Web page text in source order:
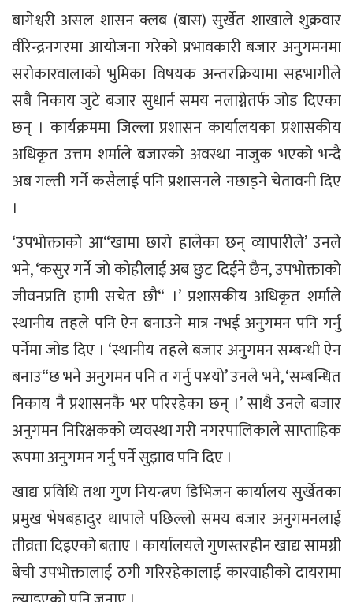
बागेश्वरी असल शासन क्लब (बास) सुर्खेत शाखाले शुक्रवार
वीरेन्द्रनगरमा आयोजना गरेको प्रभावकारी बजार अनुगमनमा
सरोकारवालाको भुमिका विषयक अन्तरक्रियामा सहभागीले
सबै निकाय जुटे बजार सुधार्न समय नलाग्नेतर्फ जोड दिएका
छन् । कार्यक्रममा जिल्ला प्रशासन कार्यालयका प्रशासकीय
अधिकृत उत्तम शर्माले बजारको अवस्था नाजुक भएको भन्दै
अब गल्ती गर्ने कसैलाई पनि प्रशासनले नछाड्ने चेतावनी दिए
।
‘उपभोक्ताको आ“खामा छारो हालेका छन् व्यापारीले’ उनले
भने, ‘कसुर गर्ने जो कोहीलाई अब छुट दिईने छैन, उपभोक्ताको
जीवनप्रति हामी सचेत छौ“ ।’ प्रशासकीय अधिकृत शर्माले
स्थानीय तहले पनि ऐन बनाउने मात्र नभई अनुगमन पनि गर्नु
पर्नेमा जोड दिए । ‘स्थानीय तहले बजार अनुगमन सम्बन्धी ऐन
बनाउ“छ भने अनुगमन पनि त गर्नु प¥यो’ उनले भने, ‘सम्बन्धित
निकाय नै प्रशासनकै भर परिरहेका छन् ।’ साथै उनले बजार
अनुगमन निरिक्षकको व्यवस्था गरी नगरपालिकाले साप्ताहिक
रूपमा अनुगमन गर्नु पर्ने सुझाव पनि दिए ।
खाद्य प्रविधि तथा गुण नियन्त्रण डिभिजन कार्यालय सुर्खेतका
प्रमुख भेषबहादुर थापाले पछिल्लो समय बजार अनुगमनलाई
तीव्रता दिइएको बताए । कार्यालयले गुणस्तरहीन खाद्य सामग्री
बेची उपभोक्तालाई ठगी गरिरहेकालाई कारवाहीको दायरामा